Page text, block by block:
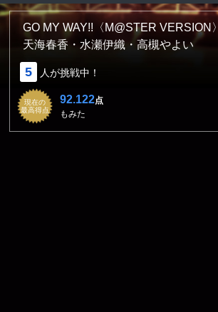
GO MY WAY!!〈M@STER VERSION〉
天海春香・水瀬伊織・高槻やよい
5 人が挑戦中！
現在の
最高得点
92.122点
もみた